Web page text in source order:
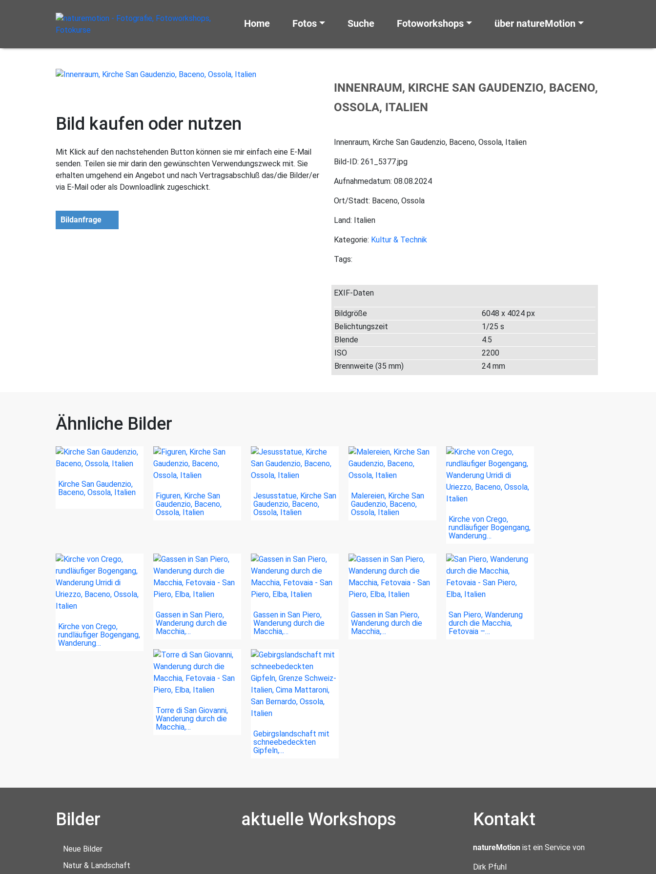
Home Fotos Suche Fotoworkshops über natureMotion
Bild kaufen oder nutzen
Mit Klick auf den nachstehenden Button können sie mir einfach eine E-Mail
senden. Teilen sie mir darin den gewünschten Verwendungszweck mit. Sie
erhalten umgehend ein Angebot und nach Vertragsabschluß das/die Bilder/er
via E-Mail oder als Downloadlink zugeschickt.
Bildanfrage
INNENRAUM, KIRCHE SAN GAUDENZIO, BACENO,
OSSOLA, ITALIEN
Innenraum, Kirche San Gaudenzio, Baceno, Ossola, Italien
Bild-ID: 261_5377.jpg
Aufnahmedatum: 08.08.2024
Ort/Stadt: Baceno, Ossola
Land: Italien
Kategorie: Kultur & Technik
Tags:
EXIF-Daten
Bildgröße
6048 x 4024 px
Belichtungszeit
1/25 s
Blende
4.5
ISO
2200
Brennweite (35 mm)
24 mm
Ähnliche Bilder
Kirche San Gaudenzio,
Baceno, Ossola, Italien
Figuren, Kirche San
Gaudenzio, Baceno,
Ossola, Italien
Jesusstatue, Kirche San
Gaudenzio, Baceno,
Ossola, Italien
Malereien, Kirche San
Gaudenzio, Baceno,
Ossola, Italien
Kirche von Crego,
rundläufiger Bogengang,
Wanderung…
Kirche von Crego,
rundläufiger Bogengang,
Wanderung…
Gassen in San Piero,
Wanderung durch die
Macchia,…
Gassen in San Piero,
Wanderung durch die
Macchia,…
Gassen in San Piero,
Wanderung durch die
Macchia,…
San Piero, Wanderung
durch die Macchia,
Fetovaia –…
Torre di San Giovanni,
Wanderung durch die
Macchia,…
Gebirgslandschaft mit
schneebedeckten
Gipfeln,…
Bilder
Neue Bilder
Natur & Landschaft
aktuelle Workshops Kontakt
natureMotion ist ein Service von
Dirk Pfuhl